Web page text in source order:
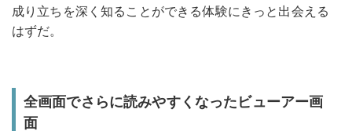
成り立ちを深く知ることができる体験にきっと出会える
はずだ。
全画面でさらに読みやすくなったビューアー画
面